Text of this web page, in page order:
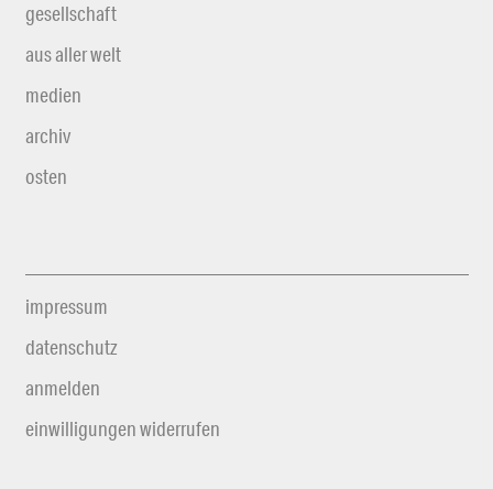
gesellschaft
aus aller welt
medien
archiv
osten
impressum
datenschutz
anmelden
einwilligungen widerrufen